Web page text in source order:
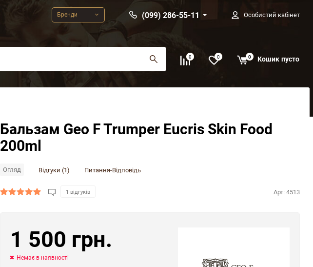
Бренди (099) 286-55-11 Особистий кабінет
0 0 0 Кошик пусто
Бальзам Geo F Trumper Eucris Skin Food
200ml
Огляд Відгуки (1) Питання-Відповідь
1 відгуків Арт:4513
1 500 грн.
Немає в наявності